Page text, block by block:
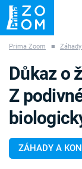
ZÁHADY
Témata
Prima Zoom ■
ZÁHADY A
Důkaz o
Z